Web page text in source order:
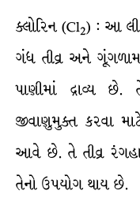
ક્લોરિન (Cl2) : આ
ગંધ તીવ્ર અને
પાણીમાં દ્રાવ્ય
જીવાણુમુક્ત કરવા
આવે છે. તે તીવ્ર
તેનો ઉપયોગ થાય છે.